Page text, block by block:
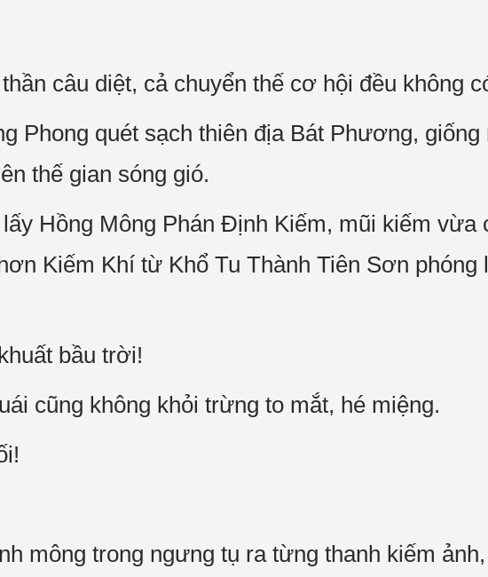
câu diệt, cả chuyển thế cơ hội đều không
Phong quét sạch thiên địa Bát Phương, giống
thế gian sóng gió.
Hồng Mông Phán Định Kiếm, mũi kiếm vừa
Kiếm Khí từ Khổ Tu Thành Tiên Sơn phóng
bầu trời!
cũng không khỏi trừng to mắt, hé miệng.
mông trong ngưng tụ ra từng thanh kiếm